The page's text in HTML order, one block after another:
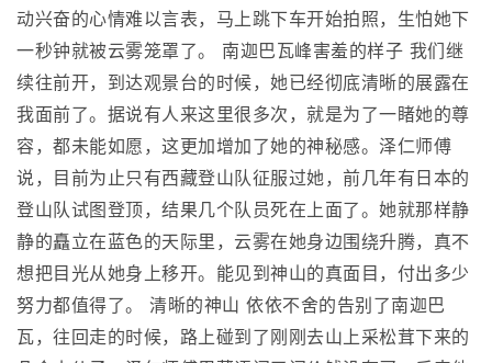
动兴奋的心情难以言表，马上跳下车开始拍照，生怕她下
一秒钟就被云雾笼罩了。 南迦巴瓦峰害羞的样子 我们继
续往前开，到达观景台的时候，她已经彻底清晰的展露在
我面前了。据说有人来这里很多次，就是为了一睹她的尊
容，都未能如愿，这更加增加了她的神秘感。泽仁师傅
说，目前为止只有西藏登山队征服过她，前几年有日本的
登山队试图登顶，结果几个队员死在上面了。她就那样静
静的矗立在蓝色的天际里，云雾在她身边围绕升腾，真不
想把目光从她身上移开。能见到神山的真面目，付出多少
努力都值得了。 清晰的神山 依依不舍的告别了南迦巴
瓦，往回走的时候，路上碰到了刚刚去山上采松茸下来的